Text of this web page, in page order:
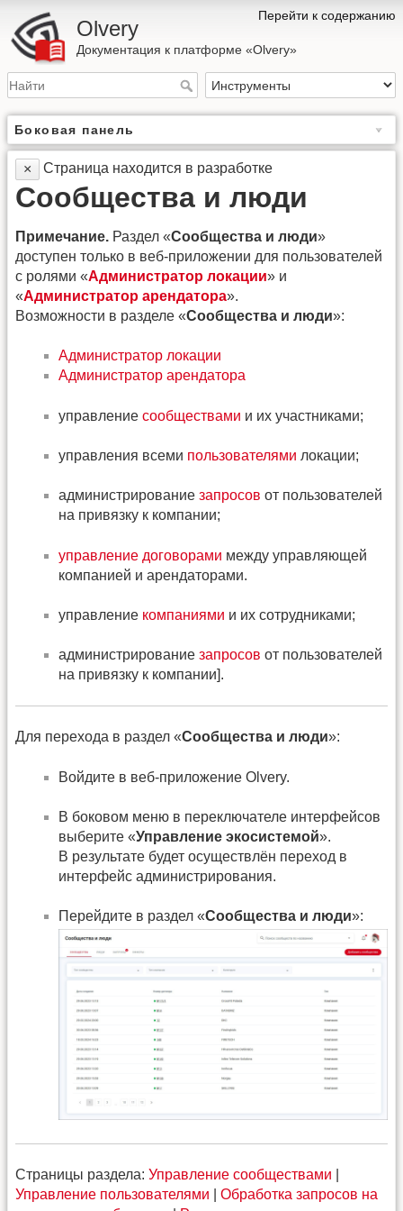
Перейти к содержанию
Olvery
Документация к платформе «Olvery»
Боковая панель
× Страница находится в разработке
Сообщества и люди
Примечание. Раздел «Сообщества и люди»
доступен только в веб-приложении для пользователей
с ролями «Администратор локации» и
«Администратор арендатора».
Возможности в разделе «Сообщества и люди»:
Администратор локации
Администратор арендатора
управление сообществами и их участниками;
управления всеми пользователями локации;
администрирование запросов от пользователей
на привязку к компании;
управление договорами между управляющей
компанией и арендаторами.
управление компаниями и их сотрудниками;
администрирование запросов от пользователей
на привязку к компании].
Для перехода в раздел «Сообщества и люди»:
Войдите в веб-приложение Olvery.
В боковом меню в переключателе интерфейсов
выберите «Управление экосистемой».
В результате будет осуществлён переход в
интерфейс администрирования.
Перейдите в раздел «Сообщества и люди»:
Страницы раздела: Управление сообществами
Управление пользователями
Обработка запросов на